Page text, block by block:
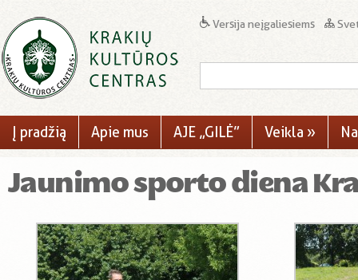
Versija neįgaliesiems
Į pradžią Apie mus AJE „GILĖ” Veikla »
Jaunimo sporto diena